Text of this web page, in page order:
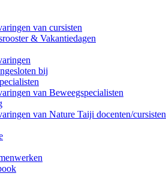
van cursisten
& Vakantiedagen
bij
van Beweegspecialisten
van Nature Taiji docenten/cursisten